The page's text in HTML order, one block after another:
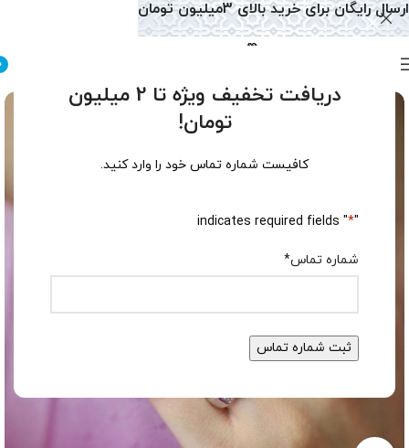
دریافت تخفیف ویژه تا 2 میلیون
تومان!
کافیست شماره تماس خود را وارد کنید.
"
*
" indicates required fields
شماره تماس*
ارسال رایگان برای خرید بالای 3میلیون تومان